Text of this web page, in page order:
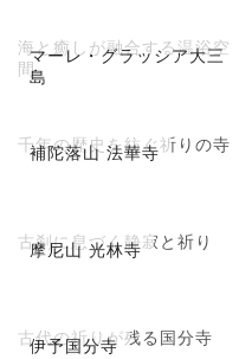
マーレ・グラッシア大三
島
海と癒しが融合する温浴空
間
補陀落山 法華寺
千年の歴史を紡ぐ祈りの寺
摩尼山 光林寺
古刹に息づく静寂と祈り
伊予国分寺
古代の祈りが残る国分寺